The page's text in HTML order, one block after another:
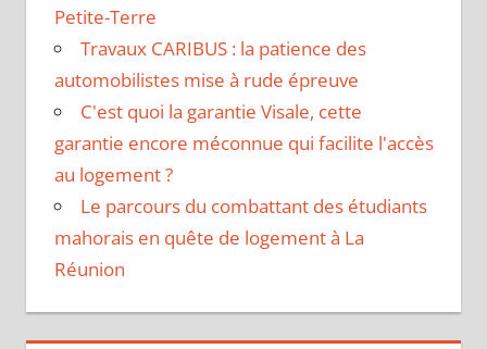
Petite-Terre
Travaux CARIBUS : la patience des
automobilistes mise à rude épreuve
C'est quoi la garantie Visale, cette
garantie encore méconnue qui facilite l'accès
au logement ?
Le parcours du combattant des étudiants
mahorais en quête de logement à La
Réunion